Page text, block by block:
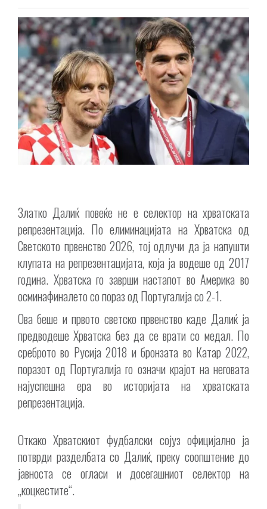
Златко Далиќ повеќе не е селектор на хрватската
репрезентација. По елиминацијата на Хрватска од
Светското првенство 2026, тој одлучи да ја напушти
клупата на репрезентацијата, која ја водеше од 2017
година. Хрватска го заврши настапот во Америка во
осминафиналето со пораз од Португалија со 2-1.
Ова беше и првото светско првенство каде Далиќ ја
предводеше Хрватска без да се врати со медал. По
среброто во Русија 2018 и бронзата во Катар 2022,
поразот од Португалија го означи крајот на неговата
најуспешна ера во историјата на хрватската
репрезентација.
Откако Хрватскиот фудбалски сојуз официјално ја
потврди разделбата со Далиќ, преку соопштение до
јавноста се огласи и досегашниот селектор на
„коцкестите“.